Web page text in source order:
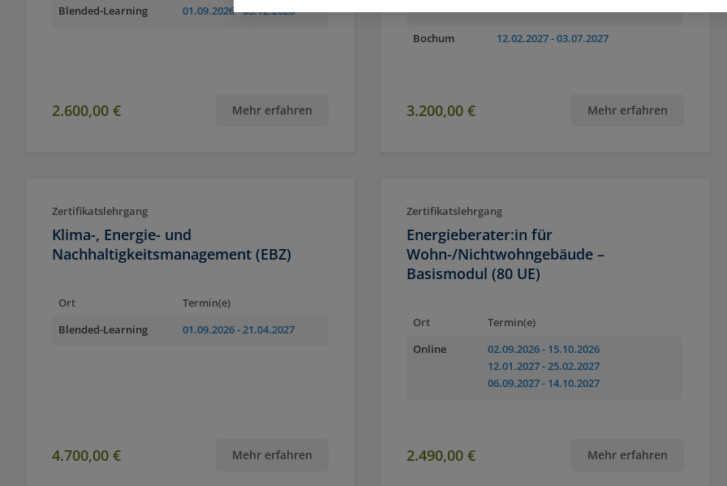
Blended-Learning
01.09.2026- 03.12.2026
2.600,00 € Mehr erfahren
Bochum 12.02.2027- 03.07.2027
3.200,00 € Mehr erfahren
Zertifikatslehrgang
Klima-, Energie- und
Nachhaltigkeitsmanagement (EBZ)
Ort
Termin(e)
Blended-Learning
01.09.2026- 21.04.2027
4.700,00 € Mehr erfahren
Zertifikatslehrgang
Energieberater:in für
Wohn-/Nichtwohngebäude –
Basismodul (80 UE)
Ort
Termin(e)
Online
02.09.2026- 15.10.2026
12.01.2027- 25.02.2027
06.09.2027- 14.10.2027
2.490,00 € Mehr erfahren